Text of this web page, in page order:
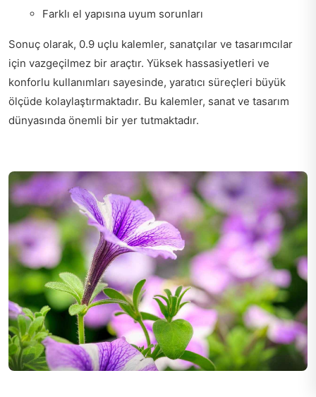
Farklı el yapısına uyum sorunları
Sonuç olarak, 0.9 uçlu kalemler, sanatçılar ve tasarımcılar
için vazgeçilmez bir araçtır. Yüksek hassasiyetleri ve
konforlu kullanımları sayesinde, yaratıcı süreçleri büyük
ölçüde kolaylaştırmaktadır. Bu kalemler, sanat ve tasarım
dünyasında önemli bir yer tutmaktadır.